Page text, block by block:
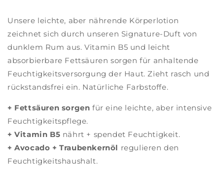
Unsere leichte, aber nährende Körperlotion
zeichnet sich durch unseren Signature-Duft von
dunklem Rum aus. Vitamin B5 und leicht
absorbierbare Fettsäuren sorgen für anhaltende
Feuchtigkeitsversorgung der Haut. Zieht rasch und
rückstandsfrei ein. Natürliche Farbstoffe.
+ Fettsäuren sorgen für eine leichte, aber intensive
Feuchtigkeitspflege.
+ Vitamin B5 nährt + spendet Feuchtigkeit.
+ Avocado + Traubenkernöl regulieren den
Feuchtigkeitshaushalt.